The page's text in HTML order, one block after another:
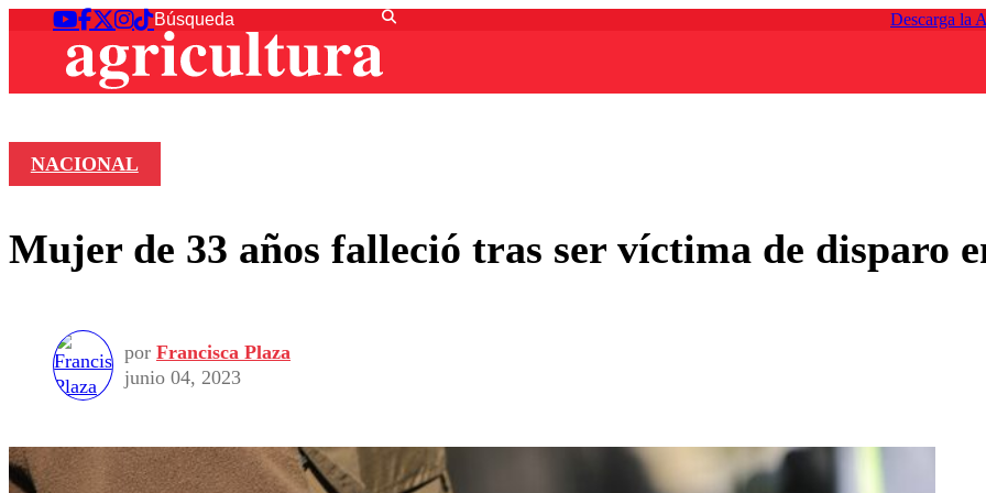
Descarga la
NACIONAL
Mujer de 33 años falleció tras ser víctima de disparo
por Francisca Plaza
junio 04, 2023